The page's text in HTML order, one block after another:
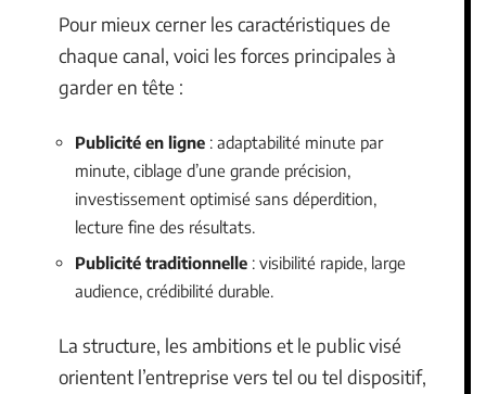
Pour mieux cerner les caractéristiques de
chaque canal, voici les forces principales à
garder en tête :
Publicité en ligne : adaptabilité minute par
minute, ciblage d’une grande précision,
investissement optimisé sans déperdition,
lecture fine des résultats.
Publicité traditionnelle : visibilité rapide, large
audience, crédibilité durable.
La structure, les ambitions et le public visé
orientent l’entreprise vers tel ou tel dispositif,